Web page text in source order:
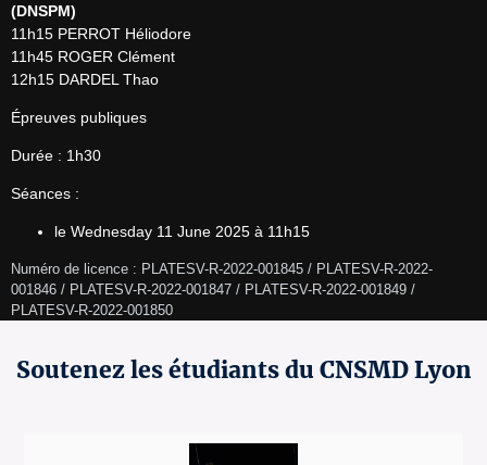
(DNSPM)
11h15 PERROT Héliodore
11h45 ROGER Clément
12h15 DARDEL Thao
Épreuves publiques
Durée : 1h30
Séances :
le Wednesday 11 June 2025 à 11h15
Numéro de licence : PLATESV-R-2022-001845 / PLATESV-R-2022-
001846 / PLATESV-R-2022-001847 / PLATESV-R-2022-001849 /
PLATESV-R-2022-001850
Soutenez les étudiants du CNSMD Lyon